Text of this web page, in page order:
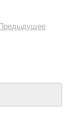
Предыдущее